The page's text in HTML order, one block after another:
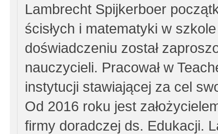
Lambrecht Spijkerboer
ścisłych i matematyki w
doświadczeniu został
nauczycieli. Pracował w
instytucji stawiającej za cel
Od 2016 roku jest
firmy doradczej ds. Edukacji.